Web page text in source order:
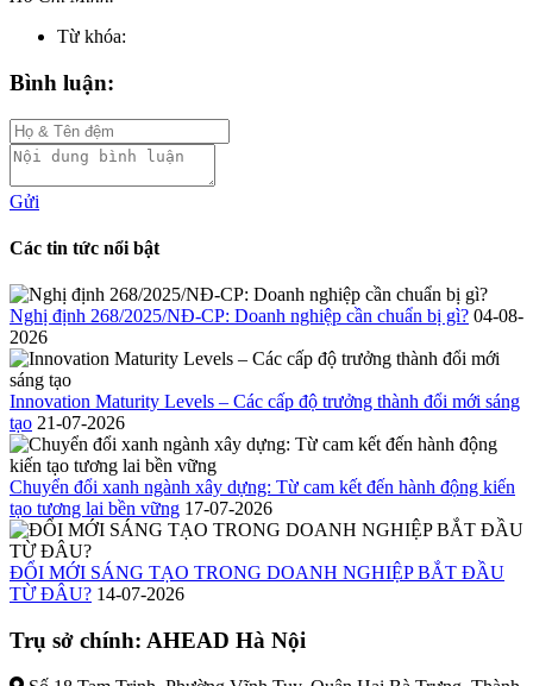
Từ khóa:
Bình luận:
Gửi
Các tin tức nổi bật
Nghị định 268/2025/NĐ-CP: Doanh nghiệp cần chuẩn bị gì? 04-08-
2026
Innovation Maturity Levels – Các cấp độ trưởng thành đổi mới sáng
tạo 21-07-2026
Chuyển đổi xanh ngành xây dựng: Từ cam kết đến hành động kiến
tạo tương lai bền vững 17-07-2026
ĐỔI MỚI SÁNG TẠO TRONG DOANH NGHIỆP BẮT ĐẦU
TỪ ĐÂU? 14-07-2026
Trụ sở chính: AHEAD Hà Nội